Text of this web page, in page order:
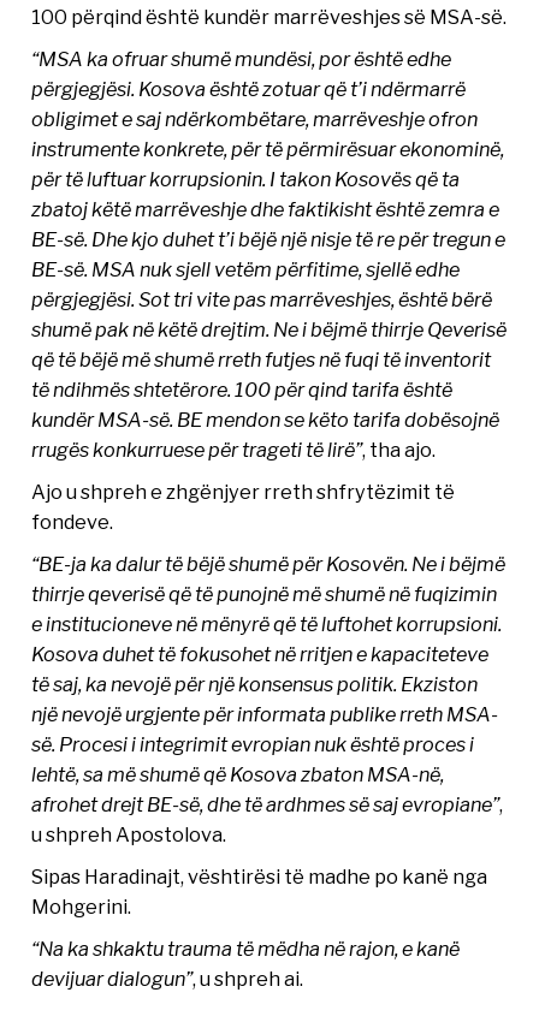
100 përqind është kundër marrëveshjes së MSA-së.
“MSA ka ofruar shumë mundësi, por është edhe
përgjegjësi. Kosova është zotuar që t’i ndërmarrë
obligimet e saj ndërkombëtare, marrëveshje ofron
instrumente konkrete, për të përmirësuar ekonominë,
për të luftuar korrupsionin. I takon Kosovës që ta
zbatoj këtë marrëveshje dhe faktikisht është zemra e
BE-së. Dhe kjo duhet t’i bëjë një nisje të re për tregun e
BE-së. MSA nuk sjell vetëm përfitime, sjellë edhe
përgjegjësi. Sot tri vite pas marrëveshjes, është bërë
shumë pak në këtë drejtim. Ne i bëjmë thirrje Qeverisë
që të bëjë më shumë rreth futjes në fuqi të inventorit
të ndihmës shtetërore. 100 për qind tarifa është
kundër MSA-së. BE mendon se këto tarifa dobësojnë
rrugës konkurruese për trageti të lirë”, tha ajo.
Ajo u shpreh e zhgënjyer rreth shfrytëzimit të
fondeve.
“BE-ja ka dalur të bëjë shumë për Kosovën. Ne i bëjmë
thirrje qeverisë që të punojnë më shumë në fuqizimin
e institucioneve në mënyrë që të luftohet korrupsioni.
Kosova duhet të fokusohet në rritjen e kapaciteteve
të saj, ka nevojë për një konsensus politik. Ekziston
një nevojë urgjente për informata publike rreth MSA-
së. Procesi i integrimit evropian nuk është proces i
lehtë, sa më shumë që Kosova zbaton MSA-në,
afrohet drejt BE-së, dhe të ardhmes së saj evropiane”,
u shpreh Apostolova.
Sipas Haradinajt, vështirësi të madhe po kanë nga
Mohgerini.
“Na ka shkaktu trauma të mëdha në rajon, e kanë
devijuar dialogun”, u shpreh ai.